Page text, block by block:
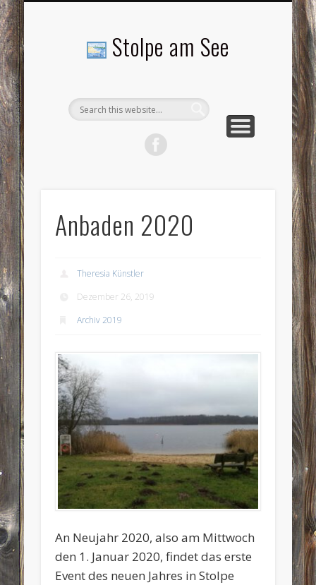
Stolpe am See
Anbaden 2020
Theresia Künstler
Dezember 26, 2019
Archiv 2019
An Neujahr 2020, also am Mittwoch
den 1. Januar 2020, findet das erste
Event des neuen Jahres in Stolpe